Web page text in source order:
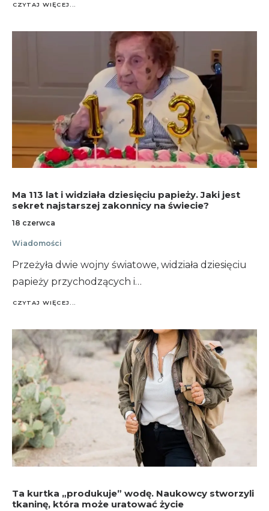
CZYTAJ WIĘCEJ...
Ma 113 lat i widziała dziesięciu papieży. Jaki jest
sekret najstarszej zakonnicy na świecie?
18 czerwca
Wiadomości
Przeżyła dwie wojny światowe, widziała dziesięciu
papieży przychodzących i…
CZYTAJ WIĘCEJ...
Ta kurtka „produkuje” wodę. Naukowcy stworzyli
tkaninę, która może uratować życie